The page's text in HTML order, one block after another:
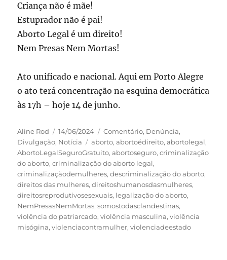
Criança não é mãe!
Estuprador não é pai!
Aborto Legal é um direito!
Nem Presas Nem Mortas!
Ato unificado e nacional. Aqui em Porto Alegre
o ato terá concentração na esquina democrática
às 17h – hoje 14 de junho.
Autor
Aline Rod
Publicado
em
14/06/2024 Categorias
Comentário, Denúncia,
Divulgação, Notícia Tags
aborto,abortoédireito,abortolegal,
AbortoLegalSeguroGratuito,abortoseguro,criminalização
do aborto,criminalização do aborto legal,
criminalizaçãodemulheres,descriminalização do aborto,
direitos das mulheres,direitoshumanosdasmulheres,
direitosreprodutivosesexuais, legalização do aborto,
NemPresasNemMortas,somostodasclandestinas,
violência do patriarcado,violência masculina,violência
misógina,violenciacontramulher,violenciadeestado